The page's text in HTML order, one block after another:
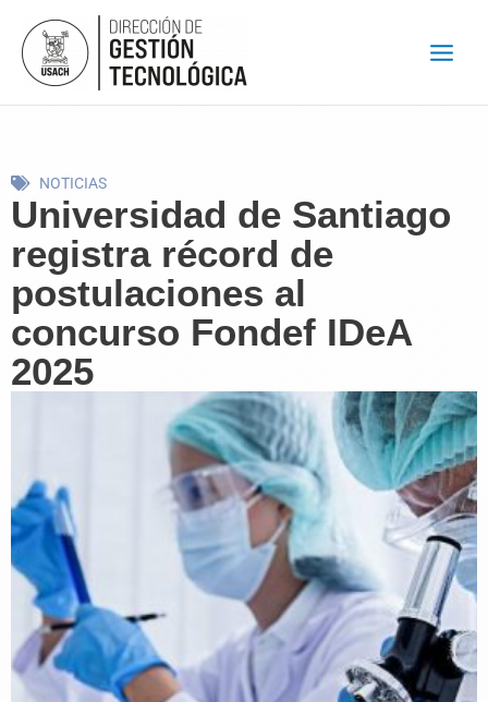
contenido
NOTICIAS
Universidad de Santiago
registra récord de
postulaciones al
concurso Fondef IDeA
2025